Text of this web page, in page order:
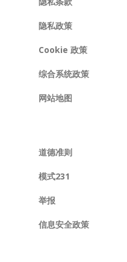
隐私政策
Cookie 政策
综合系统政策
网站地图
道德准则
模式231
举报
信息安全政策